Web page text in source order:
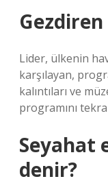
Lider, ülkenin
karşılayan,
kalıntıları ve
programını
Seyahat
denir?